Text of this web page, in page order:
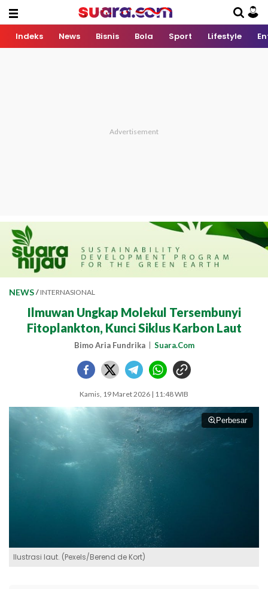
Indeks News Bisnis Bola Sport Lifestyle
NEWS / INTERNASIONAL
Ilmuwan Ungkap Molekul Tersembunyi
Fitoplankton, Kunci Siklus Karbon Laut
Bimo Aria Fundrika Suara.Com
Kamis, 19 Maret 2026 | 11:48 WIB
Perbesar
Ilustrasi laut. (Pexels/Berend de Kort)